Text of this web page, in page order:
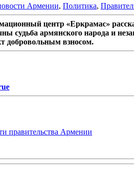
Армении, Политика,
центр «Еркрамас»
судьба армянского народа и
добровольным взносом.
правительства Армении